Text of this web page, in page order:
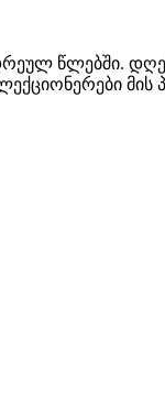
წლებში.